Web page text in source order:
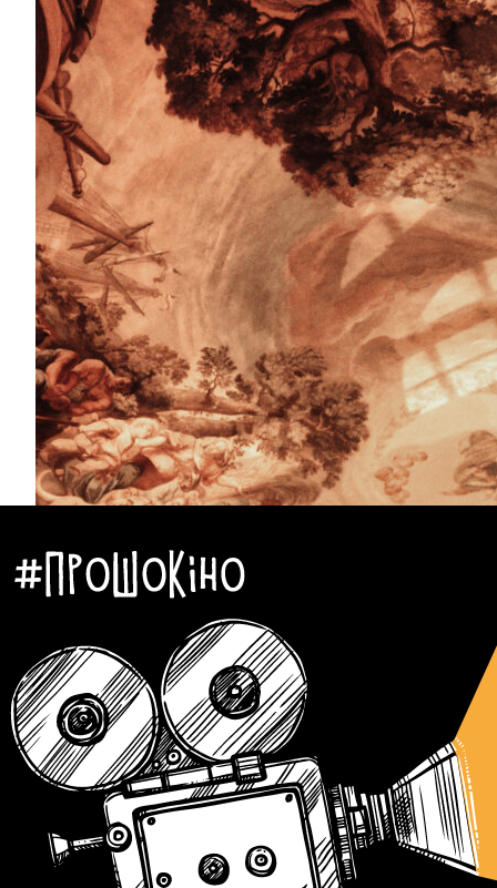
КіноНовиниОгляди та Рецензії
Як девʼять ШІ зробили диктатору
фільм “Смерть путіна”
В український прокат вийшов скандальний
всього світу сцена смерті російського диктатора.
так і...
Автор:Оксана Гончарук